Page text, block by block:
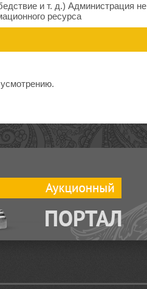
и т. д.) Администрация не
ресурса